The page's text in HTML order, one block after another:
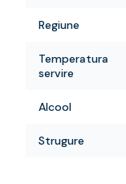
Regiune
Temperatura
servire
Alcool
Strugure